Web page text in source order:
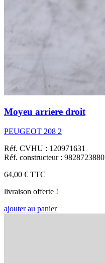
Moyeu arriere droit
PEUGEOT 208 2
Réf. CVHU : 120971631
Réf. constructeur : 9828723880
64,00 € TTC
livraison offerte !
ajouter au panier